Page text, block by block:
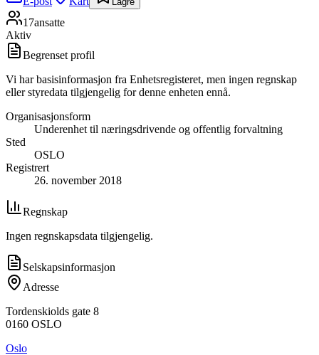
17ansatte
Aktiv
Begrenset profil
Vi har basisinformasjon fra Enhetsregisteret, men ingen regnskap
eller styredata tilgjengelig for denne enheten ennå.
Organisasjonsform
Underenhet til næringsdrivende og offentlig forvaltning
Sted
OSLO
Registrert
26. november 2018
Regnskap
Ingen regnskapsdata tilgjengelig.
Selskapsinformasjon
Adresse
Tordenskiolds gate 8
0160 OSLO
Oslo